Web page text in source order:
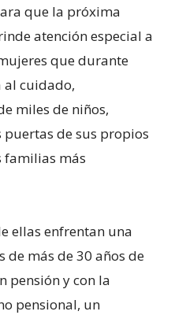
que la próxima
atención especial a
que durante
al cuidado,
miles de niños,
puertas de sus propios
familias más
ellas enfrentan una
más de 30 años de
pensión y con la
pensional, un